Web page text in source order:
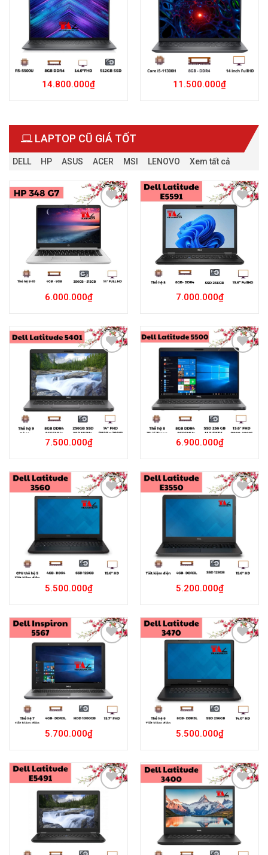
Add to
Wishlist
14.800.000₫
Add to
Wishlist
11.500.000₫
LAPTOP CŨ GIÁ TỐT
DELL HP ASUS ACER MSI LENOVO Xem tất cả
Add to
Wishlist
6.000.000₫ 7.000.000₫
Add to
Wishlist
7.500.000₫
Add to
Wishlist
6.900.000₫
Add to
5.500.000₫
Add to
5.200.000₫
Add to
Wishlist
5.700.000₫
Add to
5.500.000₫
Add to
Wishlist
Add to
Wishlist